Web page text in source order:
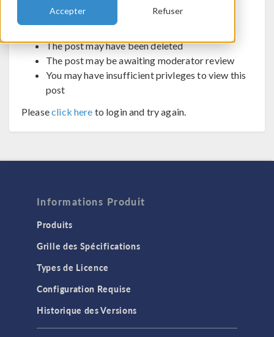
Accepter Refuser
Possible reasons:
The post may have been deleted
The post may be awaiting moderator review
You may have insufficient privleges to view this
post
Pleaseclick here to login and try again.
Informations Produit
Produits
Grille des Spécifications
Types de Licence
Configuration Requise
Historique des Versions